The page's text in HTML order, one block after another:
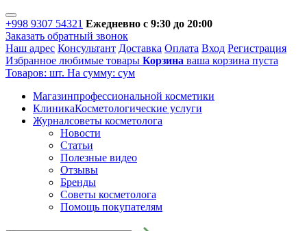
+998 9307 54321 Ежедневно с 9:30 до 20:00
Заказать обратный звонок
Наш адрес Консультант Доставка Оплата Вход Регистрация
Избранное любимые товары Корзина ваша корзина пуста
Товаров: шт. На сумму: сум
Магазинпрофессиональной косметики
КлиникаКосметологические услуги
Журналсоветы косметолога
Новости
Статьи
Полезные видео
Отзывы
Бренды
Советы косметолога
Помощь покупателям